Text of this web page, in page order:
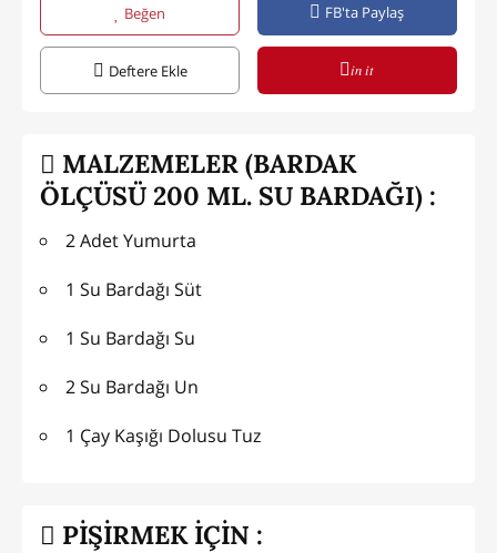
Beğen FB'ta Paylaş
Deftere Ekle in it
MALZEMELER (BARDAK
ÖLÇÜSÜ 200 ML. SU BARDAĞI) :
2 Adet Yumurta
1 Su Bardağı Süt
1 Su Bardağı Su
2 Su Bardağı Un
1 Çay Kaşığı Dolusu Tuz
PİŞİRMEK İÇİN :